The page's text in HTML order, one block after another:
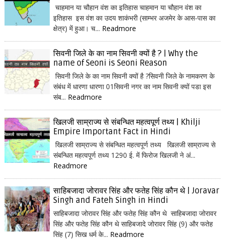
चाहमान या चौहान वंश का इतिहास चाहमान या चौहान वंश का
इतिहास इस वंश का उदय शाकंभरी (साम्भर अजमेर के आस-पास का
क्षेत्र) में हुआ। च... Readmore
सिवनी जिले के का नाम सिवनी क्यों है ? | Why the
name of Seoni is Seoni Reason
सिवनी जिले के का नाम सिवनी क्यों है ?सिवनी जिले के नामकरण के
संबंध में धारणा धारणा 01सिवनी नगर का नाम सिवनी क्यों पडा इस
संब... Readmore
खिलजी साम्राज्य से संबन्धित महत्वपूर्ण तथ्य | Khilji
Empire Important Fact in Hindi
खिलजी साम्राज्य से संबन्धित महत्वपूर्ण तथ्य खिलजी साम्राज्य से
संबन्धित महत्वपूर्ण तथ्य 1290 ई. में फिरोज खिलजी ने अं...
Readmore
साहिबजादा जोरावर सिंह और फतेह सिंह कौन थे | Joravar
Singh and Fateh Singh in Hindi
साहिबजादा जोरावर सिंह और फतेह सिंह कौन थे साहिबजादा जोरावर
सिंह और फतेह सिंह कौन थे साहिबजादे जोरावर सिंह (9) और फतेह
सिंह (7) सिख धर्म के... Readmore